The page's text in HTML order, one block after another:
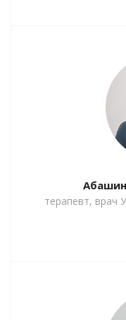
терапевт, врач